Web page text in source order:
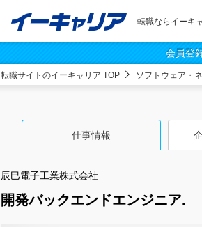
転職ならイーキ
会員登
転職サイトのイーキャリア TOP ソフトウェア・
仕事情報
辰巳電子工業株式会社
開発バックエンドエンジニア.